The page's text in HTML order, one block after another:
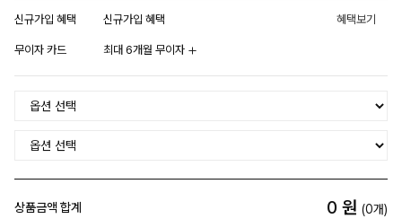
신규가입 혜택 신규가입 혜택 혜택보기
무이자 카드 최대 6개월 무이자
상품금액 합계 0 원 (0개)